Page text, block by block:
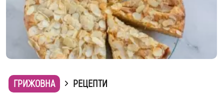
ГРИЖОВНА
РЕЦЕПТИ